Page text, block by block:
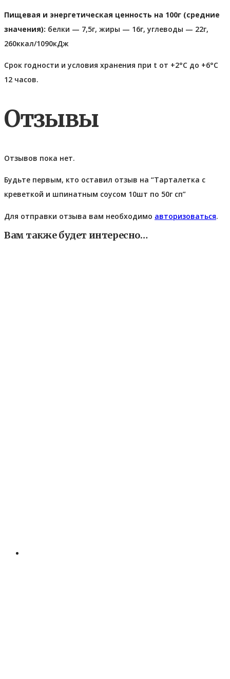
Пищевая и энергетическая ценность на 100г (средние
значения): белки — 7,5г, жиры — 16г, углеводы — 22г,
260ккал/1090кДж
Срок годности и условия хранения при t от +2°С до +6°С
12 часов.
Отзывы
Отзывов пока нет.
Будьте первым, кто оставил отзыв на “Тарталетка с
креветкой и шпинатным соусом 10шт по 50г сп”
Для отправки отзыва вам необходимо авторизоваться.
Вам также будет интересно…